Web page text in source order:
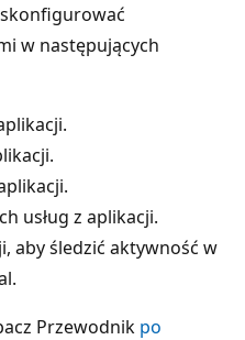
w następujących
usług z aplikacji.
aby śledzić aktywność w
Przewodnik po